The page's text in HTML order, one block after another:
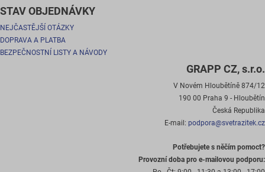
STAV OBJEDNÁVKY
NEJČASTĚJŠÍ OTÁZKY
DOPRAVA A PLATBA
BEZPEČNOSTNÍ LISTY A NÁVODY
GRAPP CZ, s.r.o.
V Novém Hloubětíně 874/12
190 00 Praha 9 - Hloubětín
Česká Republika
E-mail: podpora@svetrazitek.cz
Potřebujete s něčím pomoct?
Provozní doba pro e-mailovou podporu: